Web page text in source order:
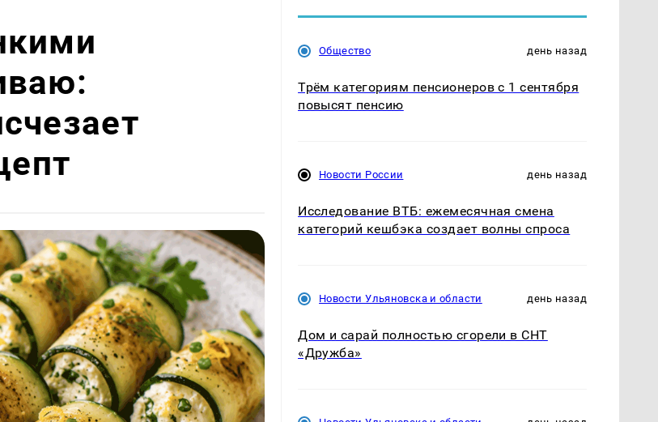
Общество день назад
Трём категориям пенсионеров с 1 сентября
повысят пенсию
Новости России день назад
Исследование ВТБ: ежемесячная смена
категорий кешбэка создает волны спроса
Новости Ульяновска и области день назад
Дом и сарай полностью сгорели в СНТ
«Дружба»